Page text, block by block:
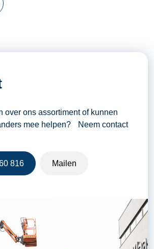
430 liter
(liters per
22,6 liter
over ons assortiment of kunnen
mee helpen? Neem contact
816 Mailen